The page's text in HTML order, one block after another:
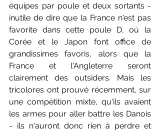
équipes par poule et deux sortants -
inutile de dire que la France n'est pas
favorite dans cette poule D, où la
Corée et le Japon font office de
grandissimes favoris, alors que la
France et l'Angleterre seront
clairement des outsiders. Mais les
tricolores ont prouvé récemment, sur
une compétition mixte, qu'ils avaient
les armes pour aller battre les Danois
- ils n'auront donc rien à perdre et